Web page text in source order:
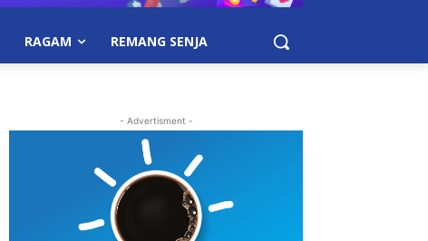
RAGAM REMANG SENJA
- Advertisment -